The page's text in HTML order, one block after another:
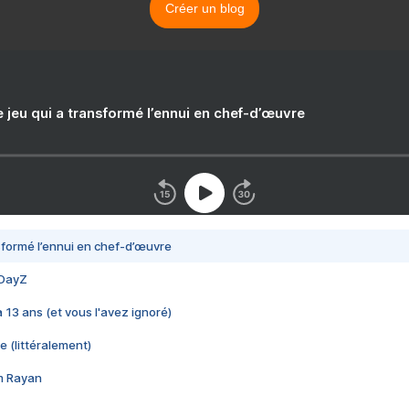
Créer un blog
jeu qui a transformé l’ennui en chef-d’œuvre
l’ennui en chef-d’œuvre
13 ans (et vous l'avez ignoré)
(littéralement)
Rayan